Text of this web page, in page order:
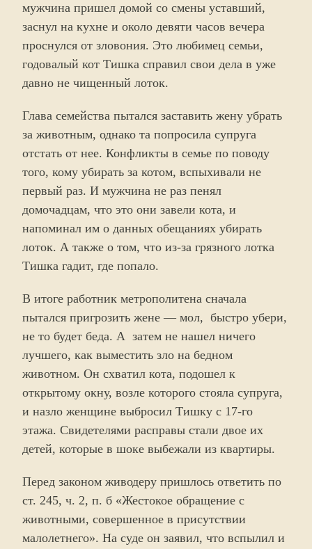
мужчина пришел домой со смены уставший,
заснул на кухне и около девяти часов вечера
проснулся от зловония. Это любимец семьи,
годовалый кот Тишка справил свои дела в уже
давно не чищенный лоток.
Глава семейства пытался заставить жену убрать
за животным, однако та попросила супруга
отстать от нее. Конфликты в семье по поводу
того, кому убирать за котом, вспыхивали не
первый раз. И мужчина не раз пенял
домочадцам, что это они завели кота, и
напоминал им о данных обещаниях убирать
лоток. А также о том, что из-за грязного лотка
Тишка гадит, где попало.
В итоге работник метрополитена сначала
пытался пригрозить жене — мол, быстро убери,
не то будет беда. А затем не нашел ничего
лучшего, как выместить зло на бедном
животном. Он схватил кота, подошел к
открытому окну, возле которого стояла супруга,
и назло женщине выбросил Тишку с 17-го
этажа. Свидетелями расправы стали двое их
детей, которые в шоке выбежали из квартиры.
Перед законом живодеру пришлось ответить по
ст. 245, ч. 2, п. б «Жестокое обращение с
животными, совершенное в присутствии
малолетнего». На суде он заявил, что вспылил и